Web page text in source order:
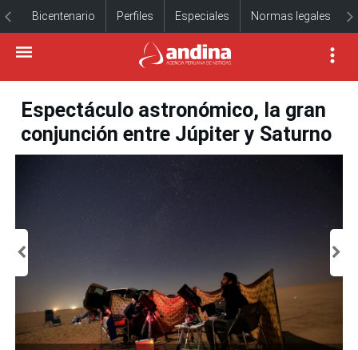
Bicentenario Perfiles Especiales Normas legales
Espectáculo astronómico, la gran
conjunción entre Júpiter y Saturno